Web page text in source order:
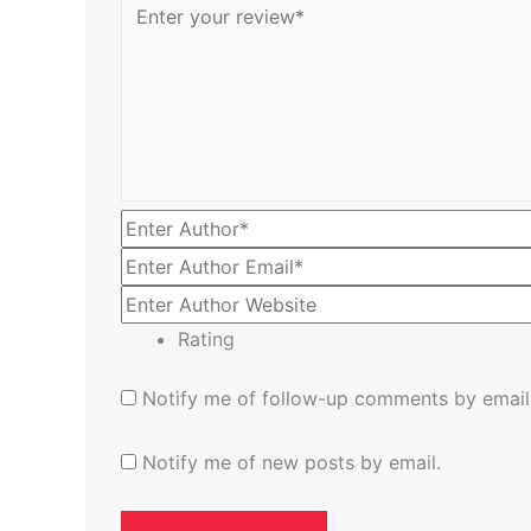
Rating
Notify me of follow-up comments by
Notify me of new posts by email.